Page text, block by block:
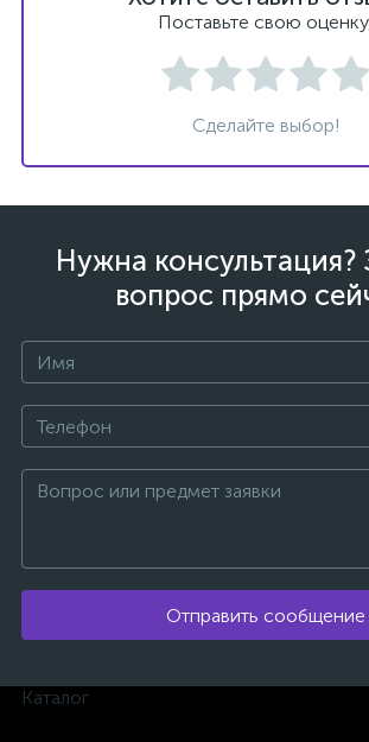
Поставьте свою
Сделайте выбор!
Нужна консультация?
вопрос прямо
Отправить сообщение
Каталог